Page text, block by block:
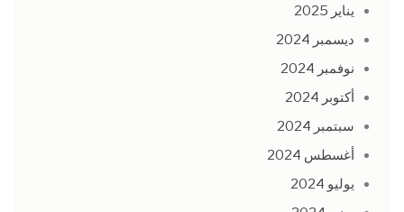
يناير 2025
ديسمبر 2024
نوفمبر 2024
أكتوبر 2024
سبتمبر 2024
أغسطس 2024
يوليو 2024